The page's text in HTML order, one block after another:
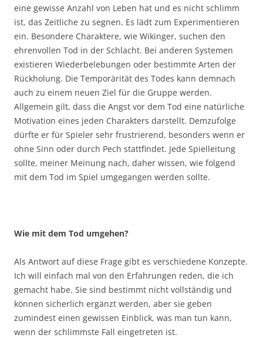
eine gewisse Anzahl von Leben hat und es nicht schlimm
ist, das Zeitliche zu segnen. Es lädt zum Experimentieren
ein. Besondere Charaktere, wie Wikinger, suchen den
ehrenvollen Tod in der Schlacht. Bei anderen Systemen
existieren Wiederbelebungen oder bestimmte Arten der
Rückholung. Die Temporärität des Todes kann demnach
auch zu einem neuen Ziel für die Gruppe werden.
Allgemein gilt, dass die Angst vor dem Tod eine natürliche
Motivation eines jeden Charakters darstellt. Demzufolge
dürfte er für Spieler sehr frustrierend, besonders wenn er
ohne Sinn oder durch Pech stattfindet. Jede Spielleitung
sollte, meiner Meinung nach, daher wissen, wie folgend
mit dem Tod im Spiel umgegangen werden sollte.
Wie mit dem Tod umgehen?
Als Antwort auf diese Frage gibt es verschiedene Konzepte.
Ich will einfach mal von den Erfahrungen reden, die ich
gemacht habe. Sie sind bestimmt nicht vollständig und
können sicherlich ergänzt werden, aber sie geben
zumindest einen gewissen Einblick, was man tun kann,
wenn der schlimmste Fall eingetreten ist.